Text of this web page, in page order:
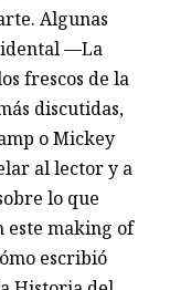
Algunas
—La
frescos de la
discutidas,
o Mickey
al lector y a
lo que
este making of
escribió